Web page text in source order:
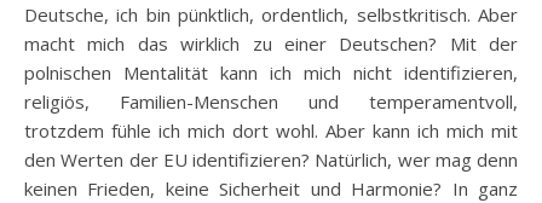
Deutsche, ich bin pünktlich, ordentlich, selbstkritisch. Aber
macht mich das wirklich zu einer Deutschen? Mit der
polnischen Mentalität kann ich mich nicht identifizieren,
religiös, Familien-Menschen und temperamentvoll,
trotzdem fühle ich mich dort wohl. Aber kann ich mich mit
den Werten der EU identifizieren? Natürlich, wer mag denn
keinen Frieden, keine Sicherheit und Harmonie? In ganz